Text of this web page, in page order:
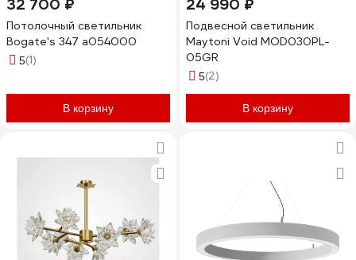
32 700 ₽
Потолочный светильник
Bogate's 347 a054000
5(1)
В корзину
24 990 ₽
Подвесной светильник
Maytoni Void MOD030PL-
05GR
5(2)
В корзину